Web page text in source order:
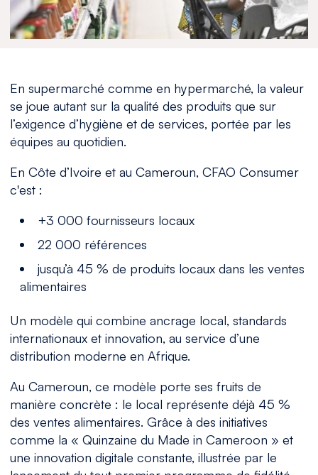
En supermarché comme en hypermarché, la valeur
se joue autant sur la qualité des produits que sur
l’exigence d’hygiène et de services, portée par les
équipes au quotidien.
En Côte d’Ivoire et au Cameroun, CFAO Consumer
c'est :
+3 000 fournisseurs locaux
22 000 références
jusqu’à 45 % de produits locaux dans les ventes
alimentaires
Un modèle qui combine ancrage local, standards
internationaux et innovation, au service d’une
distribution moderne en Afrique.
Au Cameroun, ce modèle porte ses fruits de
manière concrète : le local représente déjà 45 %
des ventes alimentaires. Grâce à des initiatives
comme la « Quinzaine du Made in Cameroon » et
une innovation digitale constante, illustrée par le